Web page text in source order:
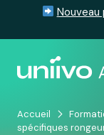
Nouveau
Accueil
spécifiques